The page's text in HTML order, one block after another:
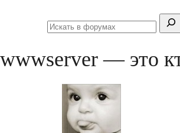
Поиск:
wwwserver — это